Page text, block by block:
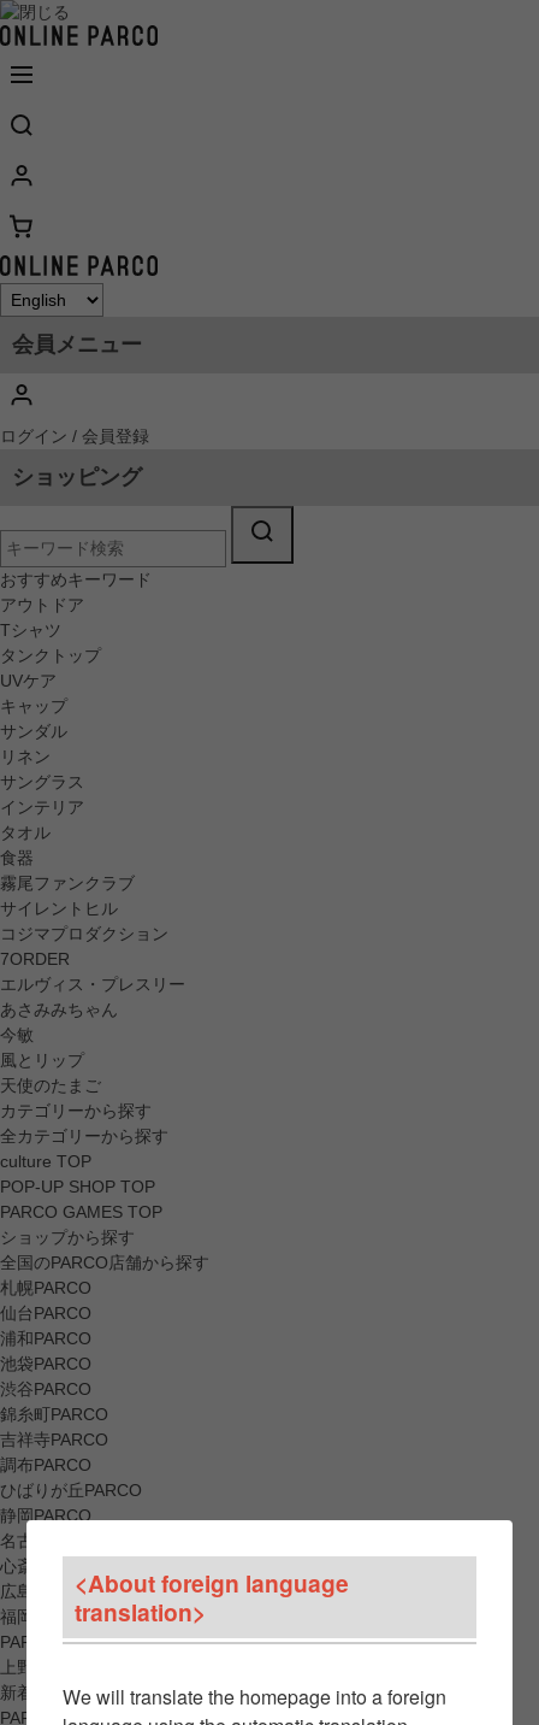
会員メニュー
ログイン / 会員登録
ショッピング
おすすめキーワード
アウトドア
Tシャツ
タンクトップ
UVケア
キャップ
サンダル
リネン
サングラス
インテリア
タオル
食器
霧尾ファンクラブ
サイレントヒル
コジマプロダクション
7ORDER
エルヴィス・プレスリー
あさみみちゃん
今敏
風とリップ
天使のたまご
カテゴリーから探す
全カテゴリーから探す
culture TOP
POP-UP SHOP TOP
PARCO GAMES TOP
ショップから探す
全国のPARCO店舗から探す
札幌PARCO
仙台PARCO
浦和PARCO
池袋PARCO
渋谷PARCO
錦糸町PARCO
吉祥寺PARCO
調布PARCO
ひばりが丘PARCO
静岡PARCO
名古屋PARCO
心斎橋PARCO
広島PARCO
福岡PARCO
PARCO_ya
上野
新着アイテムから探す
PARCO限定アイテムから探す
<About foreign language
translation>
We will translate the homepage into a foreign